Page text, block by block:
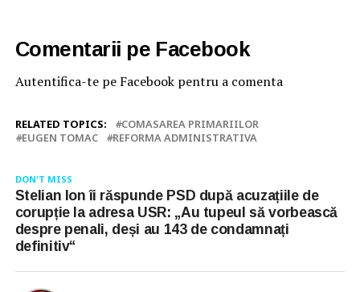
Comentarii pe Facebook
Autentifica-te pe Facebook pentru a comenta
RELATED TOPICS:
COMASAREA PRIMARIILOR
EUGEN TOMAC
REFORMA ADMINISTRATIVA
DON'T MISS
Stelian Ion îi răspunde PSD după acuzațiile de
corupție la adresa USR: „Au tupeul să vorbească
despre penali, deși au 143 de condamnați
definitiv“